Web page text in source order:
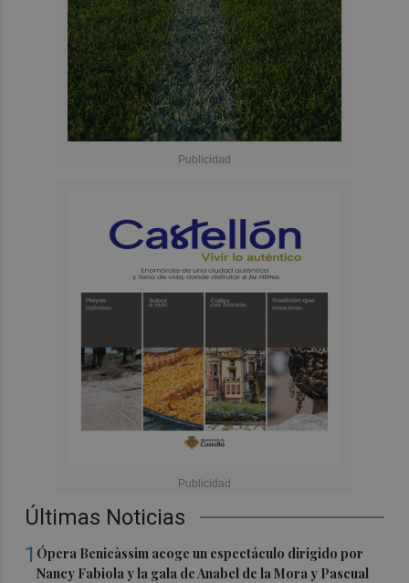
Últimas Noticias
1 Ópera Benicàssim acoge un espectáculo dirigido por
Nancy Fabiola y la gala de Anabel de la Mora y Pascual